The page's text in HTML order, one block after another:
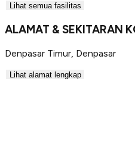
Lihat semua fasilitas
ALAMAT & SEKITARAN
Denpasar Timur Denpasar
Lihat alamat lengkap